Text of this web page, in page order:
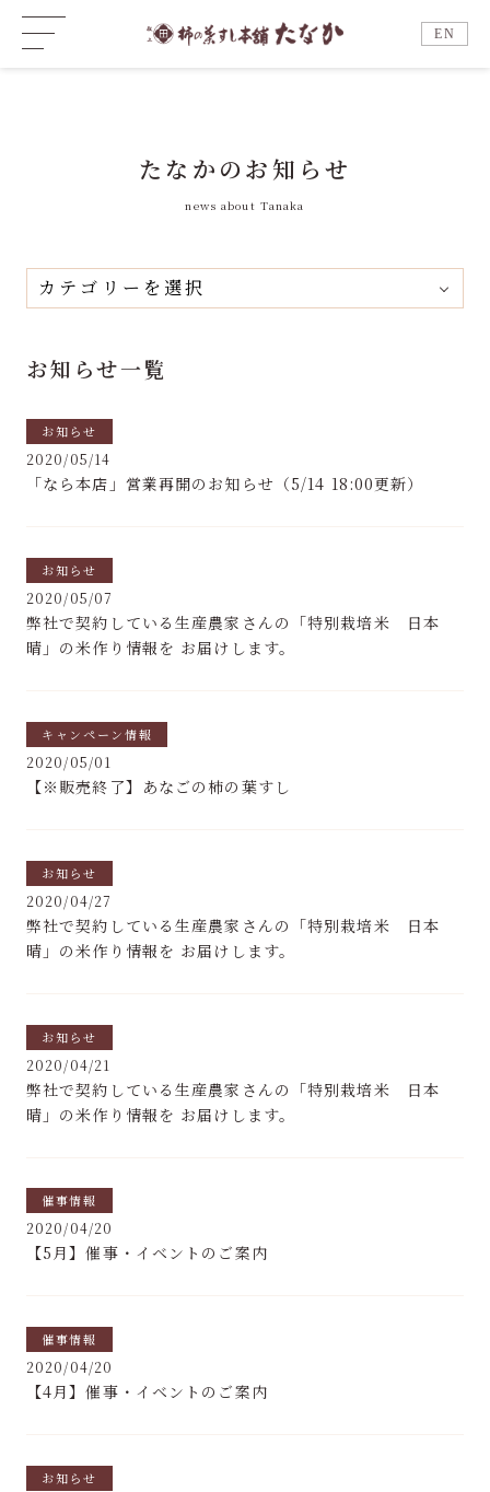
EN
たなかのお知らせ
news about Tanaka
お知らせ一覧
お知らせ
2020/05/14
「なら本店」営業再開のお知らせ（5/14 18:00更新）
お知らせ
2020/05/07
弊社で契約している生産農家さんの「特別栽培米 日本
晴」の米作り情報を お届けします。
キャンペーン情報
2020/05/01
【※販売終了】あなごの柿の葉すし
お知らせ
2020/04/27
弊社で契約している生産農家さんの「特別栽培米 日本
晴」の米作り情報を お届けします。
お知らせ
2020/04/21
弊社で契約している生産農家さんの「特別栽培米 日本
晴」の米作り情報を お届けします。
催事情報
2020/04/20
【5月】催事・イベントのご案内
催事情報
2020/04/20
【4月】催事・イベントのご案内
お知らせ